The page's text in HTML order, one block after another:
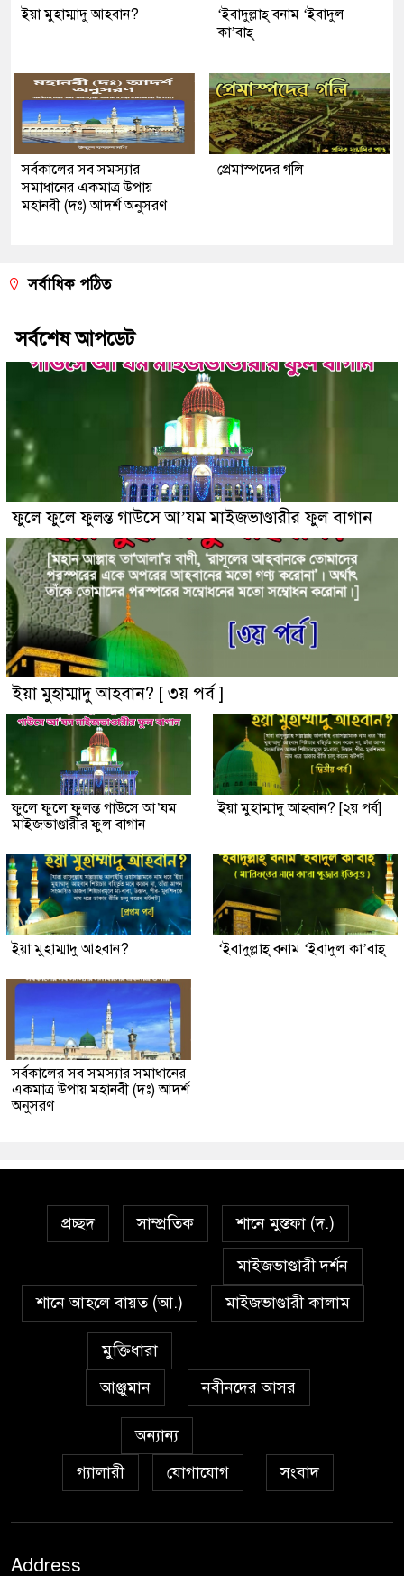
ইয়া মুহাম্মাদু আহবান?
‘ইবাদুল্লাহ্ বনাম ‘ইবাদুল
কা’বাহ্
সর্বকালের সব সমস্যার
সমাধানের একমাত্র উপায়
মহানবী (দঃ) আদর্শ অনুসরণ
প্রেমাস্পদের গলি
সর্বাধিক পঠিত
সর্বশেষ আপডেট
ফুলে ফুলে ফুলন্ত গাউসে আ’যম মাইজভাণ্ডারীর ফুল বাগান
ইয়া মুহাম্মাদু আহবান? [ ৩য় পর্ব ]
ফুলে ফুলে ফুলন্ত গাউসে আ’যম
মাইজভাণ্ডারীর ফুল বাগান
ইয়া মুহাম্মাদু আহবান? [২য় পর্ব]
ইয়া মুহাম্মাদু আহবান? ‘ইবাদুল্লাহ্ বনাম ‘ইবাদুল কা’বাহ্
সর্বকালের সব সমস্যার সমাধানের
একমাত্র উপায় মহানবী (দঃ) আদর্শ
অনুসরণ
প্রচ্ছদ সাম্প্রতিক শানে মুস্তফা (দ.)
শানে আহলে বায়ত (আ.)
মাইজভাণ্ডারী দর্শন
মাইজভাণ্ডারী কালাম
মুক্তিধারা
আঞ্জুমান
নবীনদের আসর
অন্যান্য
গ্যালারী
যোগাযোগ সংবাদ
Address